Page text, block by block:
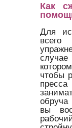
Как
Для
чтобы
обруча
вы